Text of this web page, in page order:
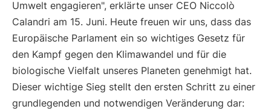
Umwelt engagieren", erklärte unser CEO Niccolò
Calandri am 15. Juni. Heute freuen wir uns, dass das
Europäische Parlament ein so wichtiges Gesetz für
den Kampf gegen den Klimawandel und für die
biologische Vielfalt unseres Planeten genehmigt hat.
Dieser wichtige Sieg stellt den ersten Schritt zu einer
grundlegenden und notwendigen Veränderung dar: